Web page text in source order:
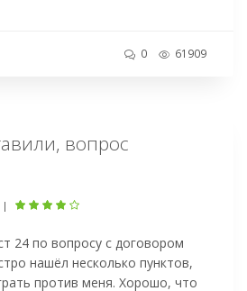
0 61909
вопрос
|
24 по вопросу с договором
нашёл несколько пунктов,
против меня. Хорошо, что